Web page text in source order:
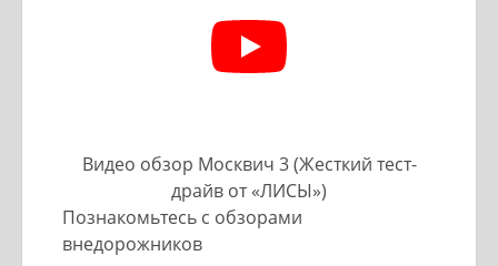
Видео обзор Москвич 3 (Жесткий тест-
драйв от «ЛИСЫ»)
Познакомьтесь с обзорами
внедорожников